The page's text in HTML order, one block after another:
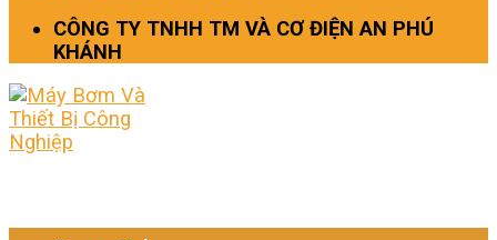
CÔNG TY TNHH TM VÀ CƠ ĐIỆN AN PHÚ
KHÁNH